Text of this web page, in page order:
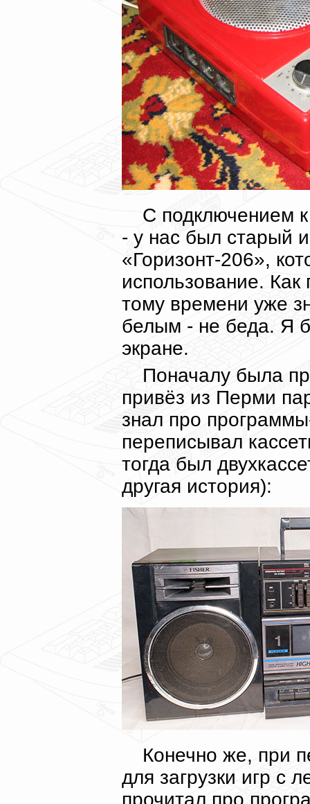
С подключением
- у нас был старый
«Горизонт-206»,
использование. Как
тому времени уже
белым - не беда. Я
экране.
Поначалу была
привёз из Перми
знал про
переписывал
тогда был
другая история):
Конечно же, при
для загрузки игр с
прочитал про